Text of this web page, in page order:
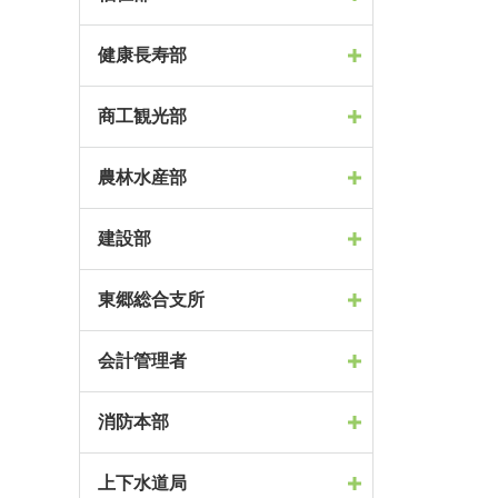
健康長寿部
商工観光部
農林水産部
建設部
東郷総合支所
会計管理者
消防本部
上下水道局